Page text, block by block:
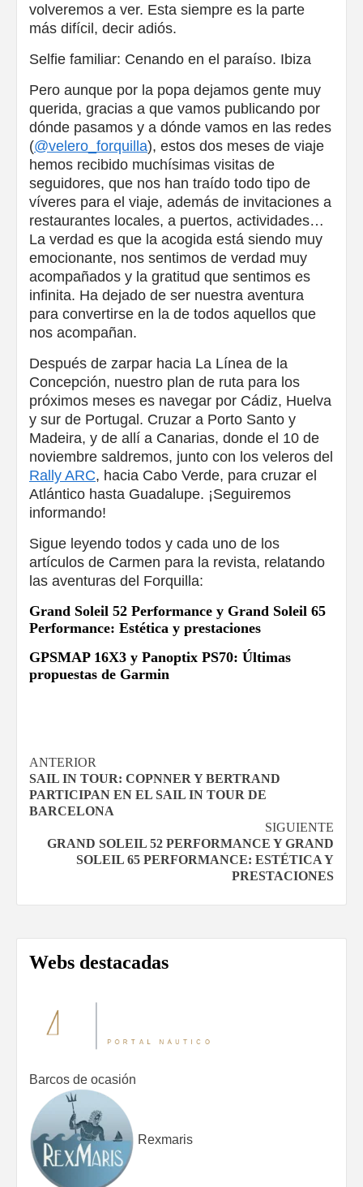
volveremos a ver. Esta siempre es la parte
más difícil, decir adiós.
Selfie familiar: Cenando en el paraíso. Ibiza
Pero aunque por la popa dejamos gente muy
querida, gracias a que vamos publicando por
dónde pasamos y a dónde vamos en las redes
(@velero_forquilla), estos dos meses de viaje
hemos recibido muchísimas visitas de
seguidores, que nos han traído todo tipo de
víveres para el viaje, además de invitaciones a
restaurantes locales, a puertos, actividades…
La verdad es que la acogida está siendo muy
emocionante, nos sentimos de verdad muy
acompañados y la gratitud que sentimos es
infinita. Ha dejado de ser nuestra aventura
para convertirse en la de todos aquellos que
nos acompañan.
Después de zarpar hacia La Línea de la
Concepción, nuestro plan de ruta para los
próximos meses es navegar por Cádiz, Huelva
y sur de Portugal. Cruzar a Porto Santo y
Madeira, y de allí a Canarias, donde el 10 de
noviembre saldremos, junto con los veleros del
Rally ARC, hacia Cabo Verde, para cruzar el
Atlántico hasta Guadalupe. ¡Seguiremos
informando!
Sigue leyendo todos y cada uno de los
artículos de Carmen para la revista, relatando
las aventuras del Forquilla:
Grand Soleil 52 Performance y Grand Soleil 65
Performance: Estética y prestaciones
GPSMAP 16X3 y Panoptix PS70: Últimas
propuestas de Garmin
Navegación
de
ANTERIOR
SAIL IN TOUR: COPNNER Y BERTRAND
PARTICIPAN EN EL SAIL IN TOUR DE
BARCELONA
SIGUIENTE
GRAND SOLEIL 52 PERFORMANCE Y GRAND
SOLEIL 65 PERFORMANCE: ESTÉTICA Y
PRESTACIONES
Webs destacadas
Barcos de ocasión
Rexmaris